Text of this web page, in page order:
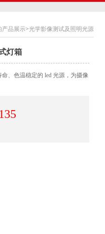
产品展示>光学影像测试及照明光源
灯箱
、色温稳定的 led 光源，为摄像